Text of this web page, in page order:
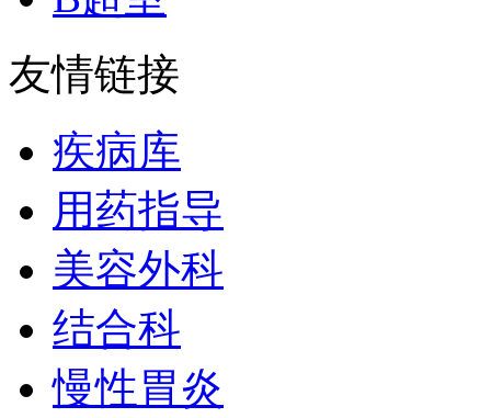
友情链接
疾病库
用药指导
美容外科
结合科
慢性胃炎